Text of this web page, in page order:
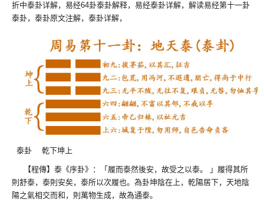
折中泰卦详解，易经64卦泰卦解释，易经泰卦详解，解读易经第十一卦
泰卦，泰卦原文注解，泰卦详解，
泰卦 乾下坤上
【程傳】泰《序卦》：「履而泰然後安，故受之以泰。 」履得其所
則舒泰，泰則安矣，泰所以次履也。為卦坤陰在上，乾陽居下，天地陰
陽之氣相交而和，則萬物生成，故為通泰。